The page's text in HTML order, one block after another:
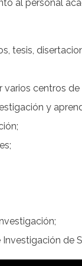
al personal
tesis,
centros
y
de